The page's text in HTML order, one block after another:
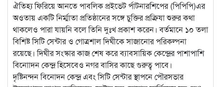
ঐতিহ্য ফিরিয়ে আনতে পাবলিক প্রইভেট র্পাটনারশিপের (পিপিপি)এর
অওতায় একটি নির্ম্মাতা প্রতিষ্ঠানের সঙ্গে চুক্তির প্রক্রিযা শুরুর কথা
থাকলেও পারা যায়নি বলে তিনি দুঃখ প্রকাশ করেন। বর্তমানে ১০ তলা
বিশিষ্ট সিটি সেন্টার ও গোত্রশাল দিঘীকে সাজানোর পরিকল্পনা
রয়েছে। দিঘীর সংস্কার কাজ শেষ করে ব্যাবসায়িক কেন্দ্রের পাশাপাশি
বিনোাদন কেন্দ্র হিসেবেও নগর বাসির কাছে গুরুত্ব পাবে।
দৃষ্টিনন্দন বিনোদন কেন্দ্র এবং সিটি সেন্টার স্থাপনে পৌরসভার